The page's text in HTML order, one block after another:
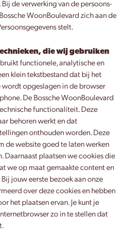
de verwerking van de persoons-
WoonBoulevard zich aan de
stelt.
die wij gebruiken
functionele, analytische en
klein tekstbestand dat bij het
wordt opgeslagen in de browser
De Bossche WoonBoulevard
functionaliteit. Deze
behoren werkt en dat
onthouden worden. Deze
de website goed te laten werken
Daarnaast plaatsen we cookies die
we op maat gemaakte content en
jouw eerste bezoek aan onze
over deze cookies en hebben
het plaatsen ervan. Je kunt je
zo in te stellen dat